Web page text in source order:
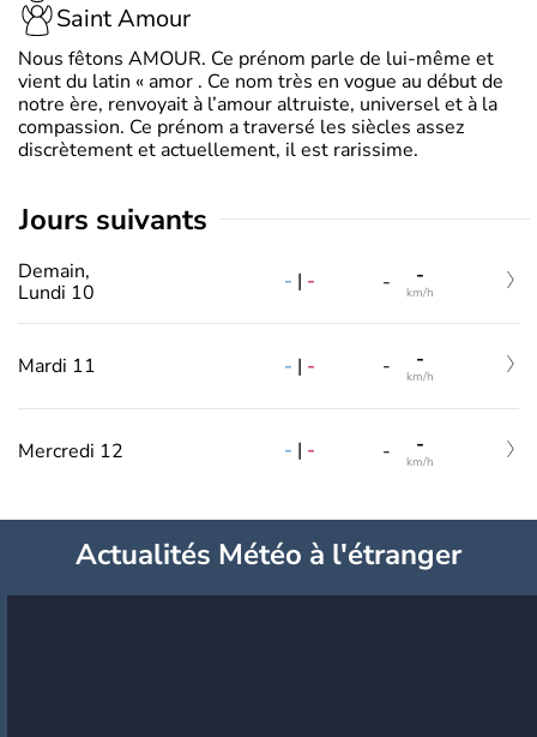
Saint Amour
Nous fêtons AMOUR. Ce prénom parle de lui-même et
vient du latin « amor . Ce nom très en vogue au début de
notre ère, renvoyait à l’amour altruiste, universel et à la
compassion. Ce prénom a traversé les siècles assez
discrètement et actuellement, il est rarissime.
jours suivants
Demain,
Lundi 10
- | - - -
km/h
Mardi 11 - | - - -
km/h
Mercredi 12 - | - - -
km/h
Actualités Météo à l'étranger